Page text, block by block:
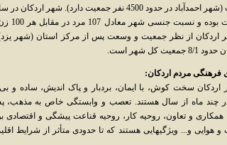
اردکان از نظر جمعیت و وسعت پس از مرکز استان (شهر
کل شهر است.
فرهنگی مردم اردکان:
سخت کوش، با ایمان، بردبار و پاک اندیش، ساده و بی
چند ماه از سال هستند. تعصب و وابستگی خاص به مذهب،
همکاری و تعاون، روحیه کار، روحیه قناعت پیشگی و اقتصادی
هوایی و... ویژگیهایی هستند که تا حدودی متأثر از شرایط